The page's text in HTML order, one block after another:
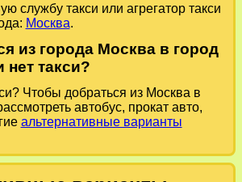
службу такси или агрегатор такси
Москва.
из города Москва в город
нет такси?
Чтобы добраться из Москва в
автобус, прокат авто,
альтернативные варианты